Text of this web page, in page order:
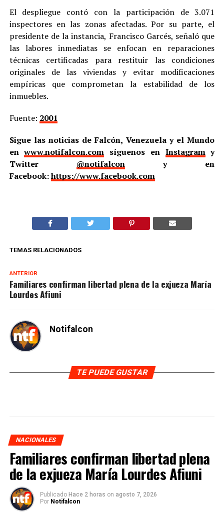
El despliegue contó con la participación de 3.071
inspectores en las zonas afectadas. Por su parte, el
presidente de la instancia, Francisco Garcés, señaló que
las labores inmediatas se enfocan en reparaciones
técnicas certificadas para restituir las condiciones
originales de las viviendas y evitar modificaciones
empíricas que comprometan la estabilidad de los
inmuebles.
Fuente: 2001
Sigue las noticias de Falcón, Venezuela y el Mundo
enwww.notifalcon.com síguenos en Instagramy
Twitter @notifalcony en
Facebook:https://www.facebook.com
TEMAS RELACIONADOS
ANTERIOR
Familiares confirman libertad plena de la exjueza María
Lourdes Afiuni
Notifalcon
TE PUEDE GUSTAR
NACIONALES
Familiares confirman libertad plena
de la exjueza María Lourdes Afiuni
Publicado Hace 2 horas on agosto 7, 2026
Por Notifalcon